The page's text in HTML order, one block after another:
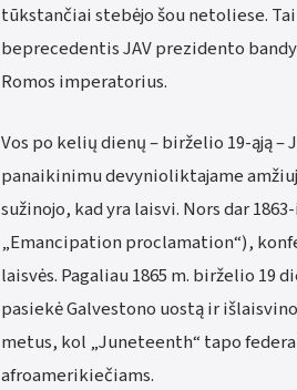
tūkstančiai stebėjo šou netoliese.
beprecedentis JAV prezidento
Romos imperatorius.
Vos po kelių dienų – birželio 19-ąją –
panaikinimu devynioliktajame
sužinojo, kad yra laisvi. Nors dar
„Emancipation proclamation“),
laisvės. Pagaliau 1865 m. birželio 19
pasiekė Galvestono uostą ir
metus, kol „Juneteenth“ tapo
afroamerikiečiams.